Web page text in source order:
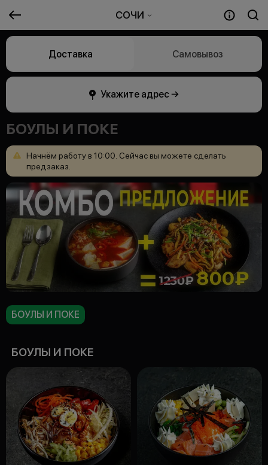
СОЧИ
Доставка Самовывоз
Укажите адрес →
БОУЛЫ И ПОКЕ
Начнём работу в 10:00. Сейчас вы можете сделать
предзаказ.
БОУЛЫ И ПОКЕ
БОУЛЫ И ПОКЕ